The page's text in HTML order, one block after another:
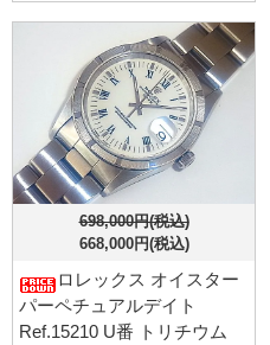
698,000円(税込)
668,000円(税込)
ロレックス オイスター
パーペチュアルデイト
Ref.15210 U番 トリチウム